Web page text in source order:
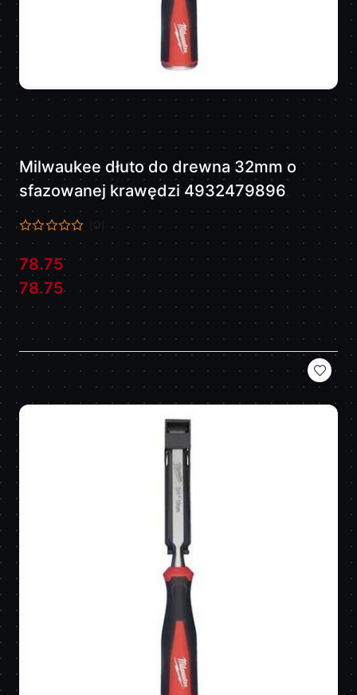
Milwaukee dłuto do drewna 32mm o
sfazowanej krawędzi 4932479896
(0)
Cena:
78.75
Cena:
78.75